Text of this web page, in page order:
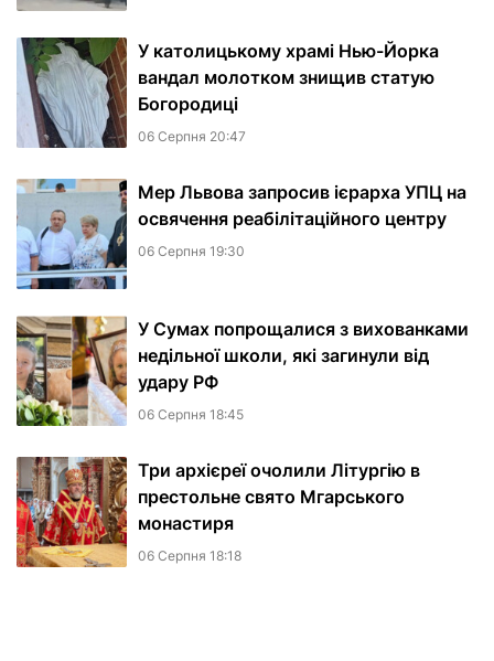
У католицькому храмі Нью-Йорка
вандал молотком знищив статую
Богородиці
06 Серпня 20:47
Мер Львова запросив ієрарха УПЦ на
освячення реабілітаційного центру
06 Серпня 19:30
У Сумах попрощалися з вихованками
недільної школи, які загинули від
удару РФ
06 Серпня 18:45
Три архієреї очолили Літургію в
престольне свято Мгарського
монастиря
06 Серпня 18:18